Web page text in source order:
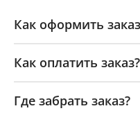
Как оформить
Как оплатить заказ?
Где забрать заказ?